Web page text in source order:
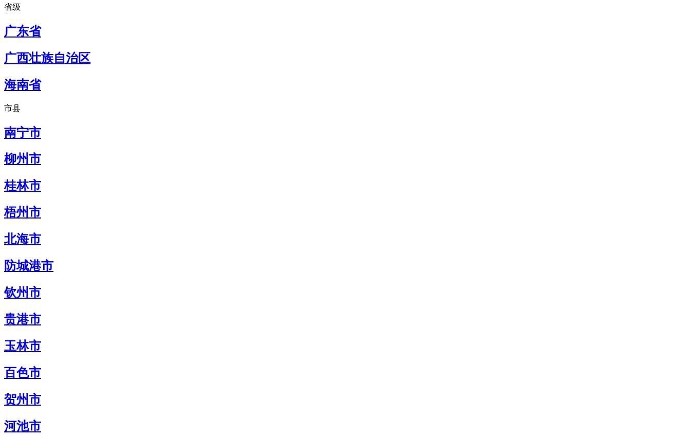
省级
广东省
广西壮族自治区
海南省
市县
南宁市
柳州市
桂林市
梧州市
北海市
防城港市
钦州市
贵港市
玉林市
百色市
贺州市
河池市